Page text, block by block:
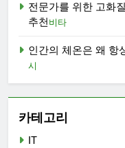
전문가를 위한 고화
추천 비타
인간의 체온은 왜 항
시
카테고리
IT